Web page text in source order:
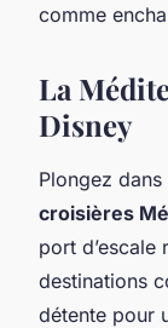
comme
La
Disney
Plongez
croisières
port d’escale
destinations
détente pour